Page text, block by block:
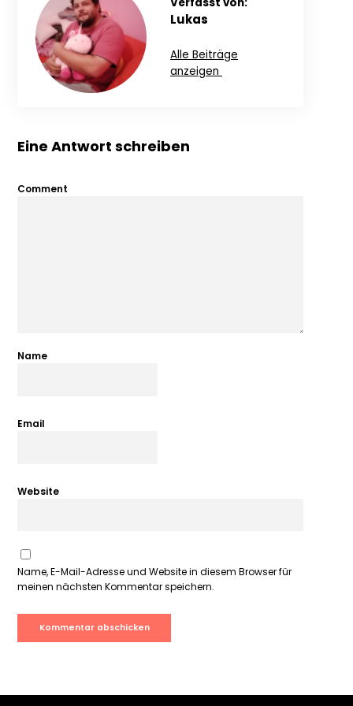
Lukas
Alle Beiträge
anzeigen
Eine Antwort schreiben
Comment
Name
Email
Website
Name, E-Mail-Adresse und Website in diesem Browser für
meinen nächsten Kommentar speichern.